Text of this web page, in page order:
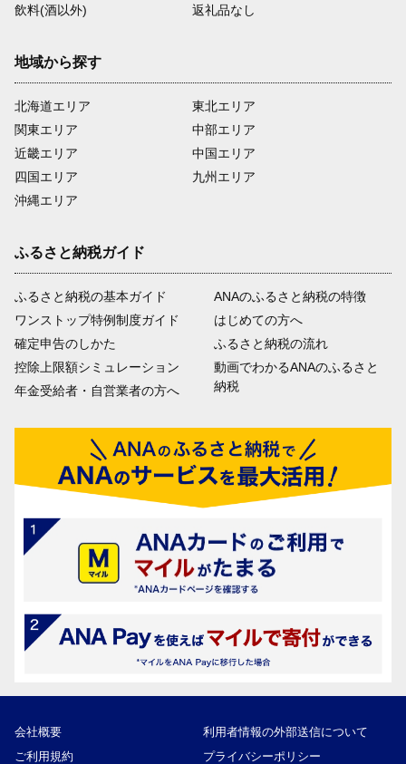
飲料(酒以外)
返礼品なし
地域から探す
北海道エリア
関東エリア
近畿エリア
四国エリア
沖縄エリア
東北エリア
中部エリア
中国エリア
九州エリア
ふるさと納税ガイド
ふるさと納税の基本ガイド
ワンストップ特例制度ガイド
確定申告のしかた
控除上限額シミュレーション
年金受給者・自営業者の方へ
ANAのふるさと納税の特徴
はじめての方へ
ふるさと納税の流れ
動画でわかるANAのふるさと
納税
会社概要
利用者情報の外部送信について
ご利用規約
プライバシーポリシー